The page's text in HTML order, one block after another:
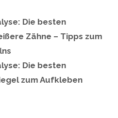
Die besten
Zähne – Tipps zum
Die besten
zum Aufkleben